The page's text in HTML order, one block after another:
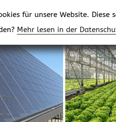
für unsere Website. Diese
Mehr lesen in der